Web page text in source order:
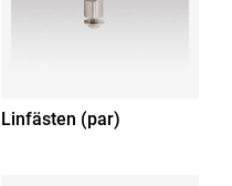
Linfästen (par)